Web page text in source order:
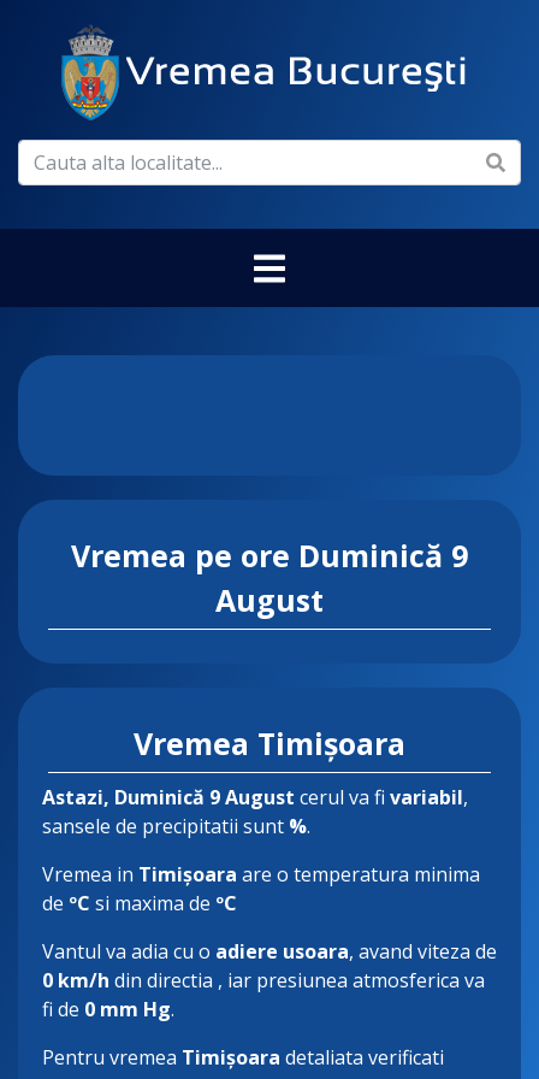
Vremea pe ore Duminică 9
August
Vremea Timișoara
Astazi, Duminică 9 August cerul va fi variabil,
sansele de precipitatii sunt %.
Vremea in Timișoara are o temperatura minima
de ºC si maxima de ºC
Vantul va adia cu o adiere usoara, avand viteza de
0 km/h din directia , iar presiunea atmosferica va
fi de 0 mm Hg.
Pentru vremea Timișoara detaliata verificati